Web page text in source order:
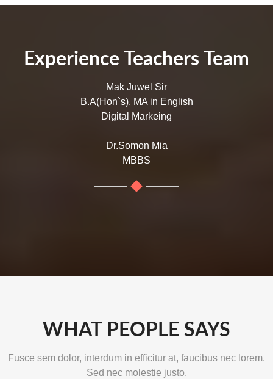
Experience Teachers Team
Mak Juwel Sir
B.A(Hon`s), MA in English
Digital Markeing
Dr.Somon Mia
MBBS
WHAT PEOPLE SAYS
Fusce sem dolor, interdum in efficitur at, faucibus nec lorem.
Sed nec molestie justo.